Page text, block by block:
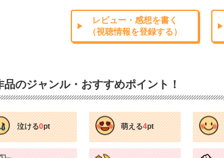
レビュー・感想を書く
（視聴情報を登録する）
のジャンル・おすすめポイント！
泣ける0pt 萌える4pt